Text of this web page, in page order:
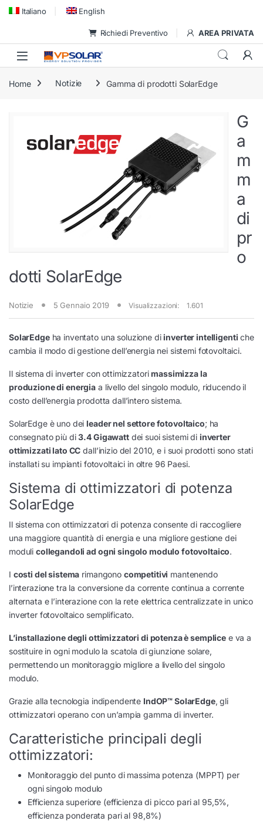
Skip to navigation
Skip to content
Italiano English
Richiedi Preventivo AREA PRIVATA
Home Notizie Gamma di prodotti SolarEdge
G
a
m
m
a
di
pr
o
dotti SolarEdge
Notizie 5 Gennaio 2019 Visualizzazioni: 1.601
SolarEdgeha inventato una soluzione diinverter intelligenti che
cambia il modo di gestione dell’energia nei sistemi fotovoltaici.
Il sistema di inverter con ottimizzatorimassimizza la
produzione di energia a livello del singolo modulo, riducendo il
costo dell’energia prodotta dall’intero sistema.
SolarEdge è uno deileader nel settore fotovoltaico; ha
consegnato più di3.4 Gigawattdei suoi sistemi di inverter
ottimizzati lato CC dall’inizio del 2010, e i suoi prodotti sono stati
installati su impianti fotovoltaici in oltre 96 Paesi.
Sistema di ottimizzatori di potenza
SolarEdge
Il sistema con ottimizzatori di potenza consente di raccogliere
una maggiore quantità di energia e una migliore gestione dei
modulicollegandoli ad ogni singolo modulo fotovoltaico.
I costi del sistema rimangono competitivi mantenendo
l’interazione tra la conversione da corrente continua a corrente
alternata e l’interazione con la rete elettrica centralizzate in unico
inverter fotovoltaico semplificato.
L’installazione degli ottimizzatori di potenza è semplice e va a
sostituire in ogni modulo la scatola di giunzione solare,
permettendo un monitoraggio migliore a livello del singolo
modulo.
Grazie alla tecnologia indipendente IndOP™ SolarEdge, gli
ottimizzatori operano con un’ampia gamma di inverter.
Caratteristiche principali degli
ottimizzatori:
Monitoraggio del punto di massima potenza (MPPT) per
ogni singolo modulo
Efficienza superiore (efficienza di picco pari al 95,5%,
efficienza ponderata pari al 98,8%)